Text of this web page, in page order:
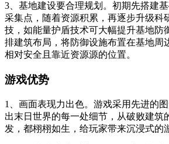
3、基地建设要合理规划。初期先搭建
采集点，随着资源积累，再逐步升级科
技，如能量护盾技术可大幅提升基地防
排建筑布局，将防御设施布置在基地周
相对安全且靠近资源源的位置。
游戏优势
1、画面表现力出色。游戏采用先进的
出末日世界的每一处细节，从破败建筑
发，都栩栩如生，给玩家带来沉浸式的